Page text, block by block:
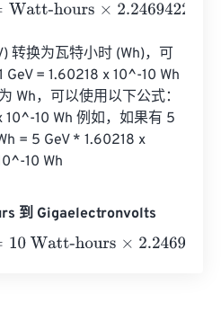
hours×2.24694226e+22
转换为瓦特小时 (Wh)，可
= 1.60218 x 10^-10 Wh
Wh，可以使用以下公式：
10^-10 Wh 例如，如果有 5
= 5 GeV * 1.60218 x
10 Wh
到 Gigaelectronvolts
hours×2.24694226e+22